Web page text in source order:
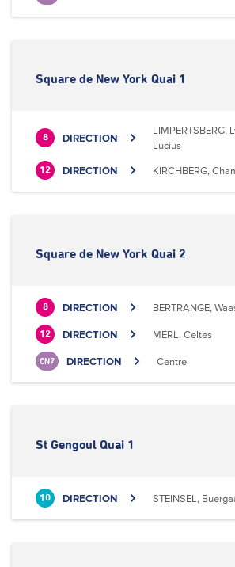
Square de New York Quai 1
8 DIRECTION
LIMPERTSBERG,
Lucius
12 DIRECTION KIRCHBERG,
Square de New York Quai 2
8 DIRECTION BERTRANGE,
12 DIRECTION MERL, Celtes
CN7 DIRECTION Centre
St Gengoul Quai 1
10 DIRECTION STEINSEL,